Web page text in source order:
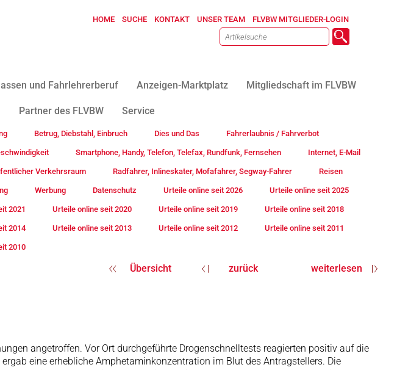
HOME SUCHE KONTAKT UNSER TEAM FLVBW MITGLIEDER-LOGIN
und Fahrlehrerberuf Anzeigen-Marktplatz Mitgliedschaft im FLVBW
Partner des FLVBW Service
Betrug, Diebstahl, Einbruch Dies und Das Fahrerlaubnis / Fahrverbot
Smartphone, Handy, Telefon, Telefax, Rundfunk, Fernsehen Internet, E-Mail
Verkehrsraum Radfahrer, Inlineskater, Mofafahrer, Segway-Fahrer Reisen
Werbung Datenschutz Urteile online seit 2026 Urteile online seit 2025
2021 Urteile online seit 2020 Urteile online seit 2019 Urteile online seit 2018
2014 Urteile online seit 2013 Urteile online seit 2012 Urteile online seit 2011
2010
Übersicht zurück weiterlesen
angetroffen. Vor Ort durchgeführte Drogenschnelltests reagierten positiv auf die
eine erhebliche Amphetaminkonzentration im Blut des Antragstellers. Die